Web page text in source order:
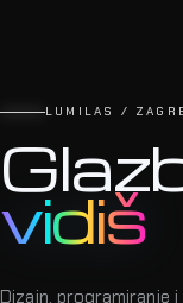
LUMILAS /
vidiš
Dizajn, programiranje